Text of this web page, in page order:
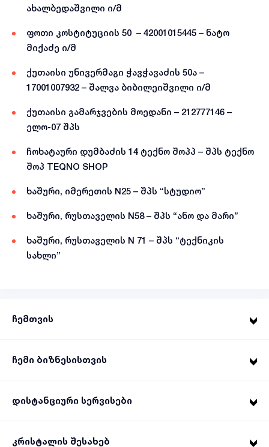
ახალბედაშვილი ი/მ
ფოთი კოსტიტუციის 50 – 42001015445 – ნატო
მიქაძე ი/მ
ქუთაისი უნივერმაგი ჭავჭავაძის 50ა –
17001007932 – შალვა ბიბილეიშვილი ი/მ
ქუთაისი გამარჯვების მოედანი – 212777146 –
ელო-07 შპს
ჩოხატაური დუმბაძის 14 ტექნო შოპპ – შპს ტექნო
შოპ TEQNO SHOP
ხაშური, იმერეთის N25 – შპს “სტუდიო”
ხაშური, რუსთაველის N58 – შპს “ანო და მარი”
ხაშური, რუსთაველის N 71 – შპს “ტექნიკის
სახლი”
ჩემთვის
ჩემი ბიზნესისთვის
დისტანციური სერვისები
კრისტალის შესახებ